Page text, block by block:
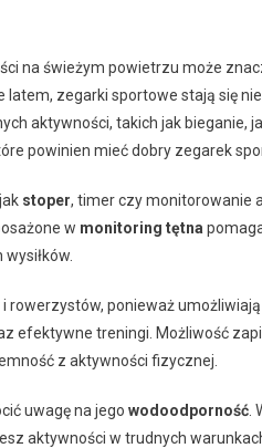
na świeżym powietrzu może
latem, zegarki sportowe stają się
aktywności, takich jak bieganie,
powinien mieć dobry zegarek
stoper, timer czy monitorowanie
w monitoring tętna
rowerzystów, ponieważ
efektywne treningi. Możliwość
z aktywności fizycznej.
uwagę na jego wodoodporność
aktywności w trudnych